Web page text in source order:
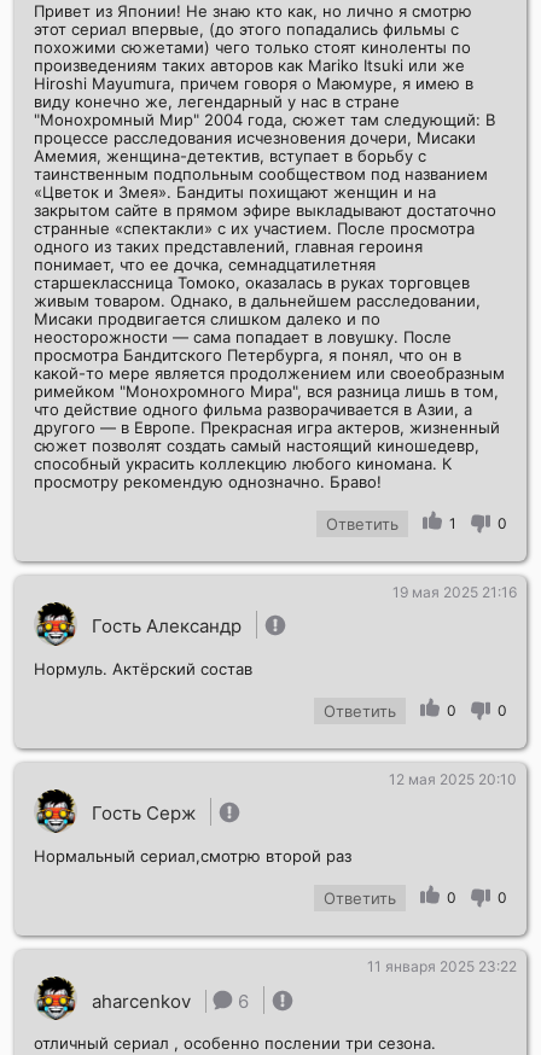
Привет из Японии! Не знаю кто как, но лично я смотрю
этот сериал впервые, (до этого попадались фильмы с
похожими сюжетами) чего только стоят киноленты по
произведениям таких авторов как Mariko Itsuki или же
Hiroshi Mayumura, причем говоря о Маюмуре, я имею в
виду конечно же, легендарный у нас в стране
"Монохромный Мир" 2004 года, сюжет там следующий: В
процессе расследования исчезновения дочери, Мисаки
Амемия, женщина-детектив, вступает в борьбу с
таинственным подпольным сообществом под названием
«Цветок и Змея». Бандиты похищают женщин и на
закрытом сайте в прямом эфире выкладывают достаточно
странные «спектакли» с их участием. После просмотра
одного из таких представлений, главная героиня
понимает, что ее дочка, семнадцатилетняя
старшеклассница Томоко, оказалась в руках торговцев
живым товаром. Однако, в дальнейшем расследовании,
Мисаки продвигается слишком далеко и по
неосторожности — сама попадает в ловушку. После
просмотра Бандитского Петербурга, я понял, что он в
какой-то мере является продолжением или своеобразным
римейком "Монохромного Мира", вся разница лишь в том,
что действие одного фильма разворачивается в Азии, а
другого — в Европе. Прекрасная игра актеров, жизненный
сюжет позволят создать самый настоящий киношедевр,
способный украсить коллекцию любого киномана. К
просмотру рекомендую однозначно. Браво!
Ответить 1 0
Гость Александр
19 мая 2025 21:16
Нормуль. Актёрский состав
Ответить 0 0
Гость Серж
12 мая 2025 20:10
Нормальный сериал,смотрю второй раз
Ответить 0 0
aharcenkov 6
11 января 2025 23:22
отличный сериал , особенно послении три сезона.